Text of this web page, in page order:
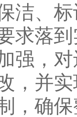
洁、
求落
强，
，并
，确